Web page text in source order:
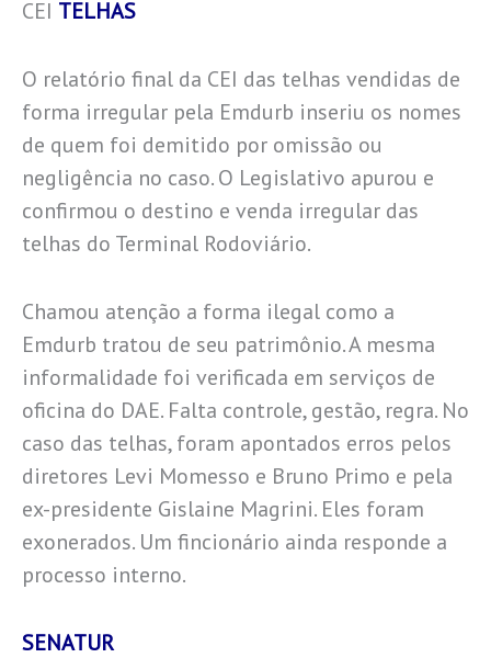
CEI TELHAS
O relatório final da CEI das telhas vendidas de
forma irregular pela Emdurb inseriu os nomes
de quem foi demitido por omissão ou
negligência no caso. O Legislativo apurou e
confirmou o destino e venda irregular das
telhas do Terminal Rodoviário.
Chamou atenção a forma ilegal como a
Emdurb tratou de seu patrimônio. A mesma
informalidade foi verificada em serviços de
oficina do DAE. Falta controle, gestão, regra. No
caso das telhas, foram apontados erros pelos
diretores Levi Momesso e Bruno Primo e pela
ex-presidente Gislaine Magrini. Eles foram
exonerados. Um fincionário ainda responde a
processo interno.
SENATUR